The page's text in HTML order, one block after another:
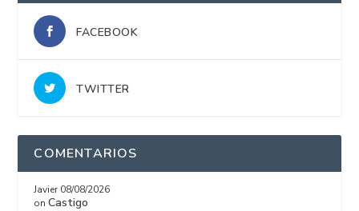
FACEBOOK
TWITTER
COMENTARIOS
Javier 08/08/2026
onCastigo